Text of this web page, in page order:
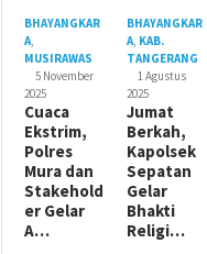
BHAYANGKAR
A,
MUSIRAWAS
5 November
2025
Cuaca
Ekstrim,
Polres
Mura dan
Stakehold
er Gelar
A…
BHAYANGKAR
A, KAB.
TANGERANG
1 Agustus
2025
Jumat
Berkah,
Kapolsek
Sepatan
Gelar
Bhakti
Religi…